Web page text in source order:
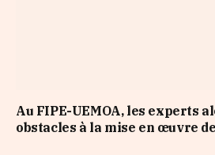
Au FIPE-UEMOA, les experts
obstacles à la mise en œuvre